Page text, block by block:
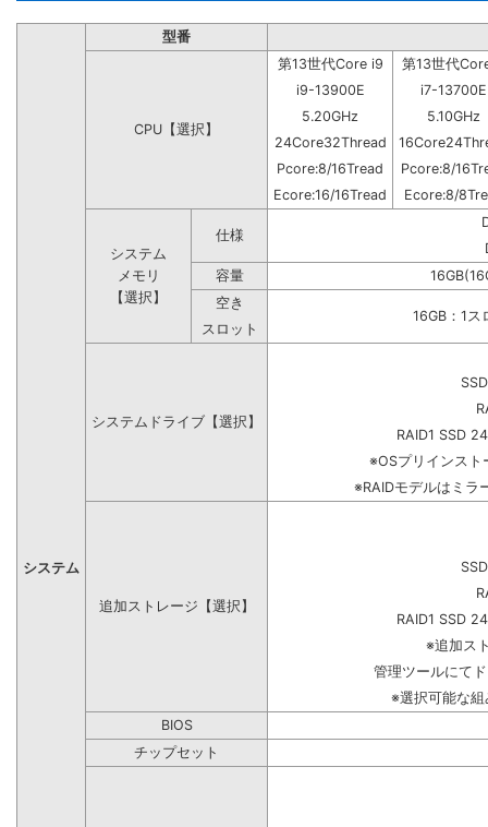
システム
型番
CPU【選択】
第13世代Core i9
第13世代
i9-13900E
i7-13700E
5.20GHz
5.10GHz
24Core32Thread
Pcore:8/16Tread
Pcore:8/
Ecore:16/16Tread
Ecore:8/
システム
メモリ
【選択】
仕様
容量
空き
16GB：1
スロット
システムドライブ【選択】
RAID1 SSD
※OSプリインスト
※RAIDモデルはミラ
追加ストレージ【選択】
RAID1 SSD
※追加ス
管理ツールにて
※選択可能な
BIOS
チップセット